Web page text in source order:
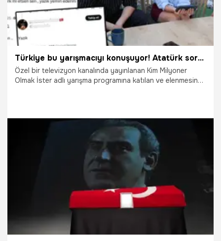
etmiştir. 2014 yılında uzun süre ara verdiği tiyatroya
geri dönmüştür. 2015 yılında ise Eşkıya Dünyaya
Hükümdar Olmaz adlı dizide Hızır Çakırbeyli adlı karakteri
canlandırmaya başlamıştır. Süleyman Çakır karakterine
yakın bir tarzda olan bu dizideki karakteri ile birçok ödül
de almıştır.
Türkiye bu yarışmacıyı konuşuyor! Atatürk sorusu sonrası sosyal medyada gündem oldu: 'Bir gecede binlerce insan tarafından linçlendim'
Özel bir televizyon kanalında yayınlanan Kim Milyoner
Olmak İster adlı yarışma programına katılan ve elenmesine
sorgulayamaz" dedi.